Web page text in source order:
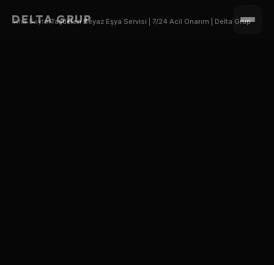
DELTA GRUP
Ana Sayfa/Taşdelen Beyaz Eşya Servisi | 7/24 Acil Onarım | Delta Grup